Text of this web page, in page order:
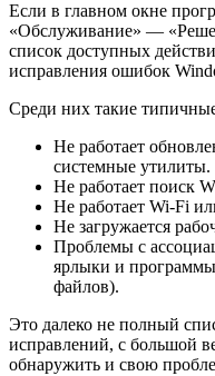
Если в главном окне
«Обслуживание» —
список доступных
исправления ошибок
Среди них такие
Не работает
системные утилиты.
Не работает поиск
Не работает Wi-Fi
Не загружается
Проблемы с
ярлыки и
файлов).
Это далеко не полный
исправлений, с большой
обнаружить и свою